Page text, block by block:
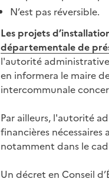
N’est pas réversible.
Les projets
départementale de
l'autorité
en informera le maire
intercommunale
Par ailleurs, l'autorité
financières
notamment dans le
Un décret en Conseil